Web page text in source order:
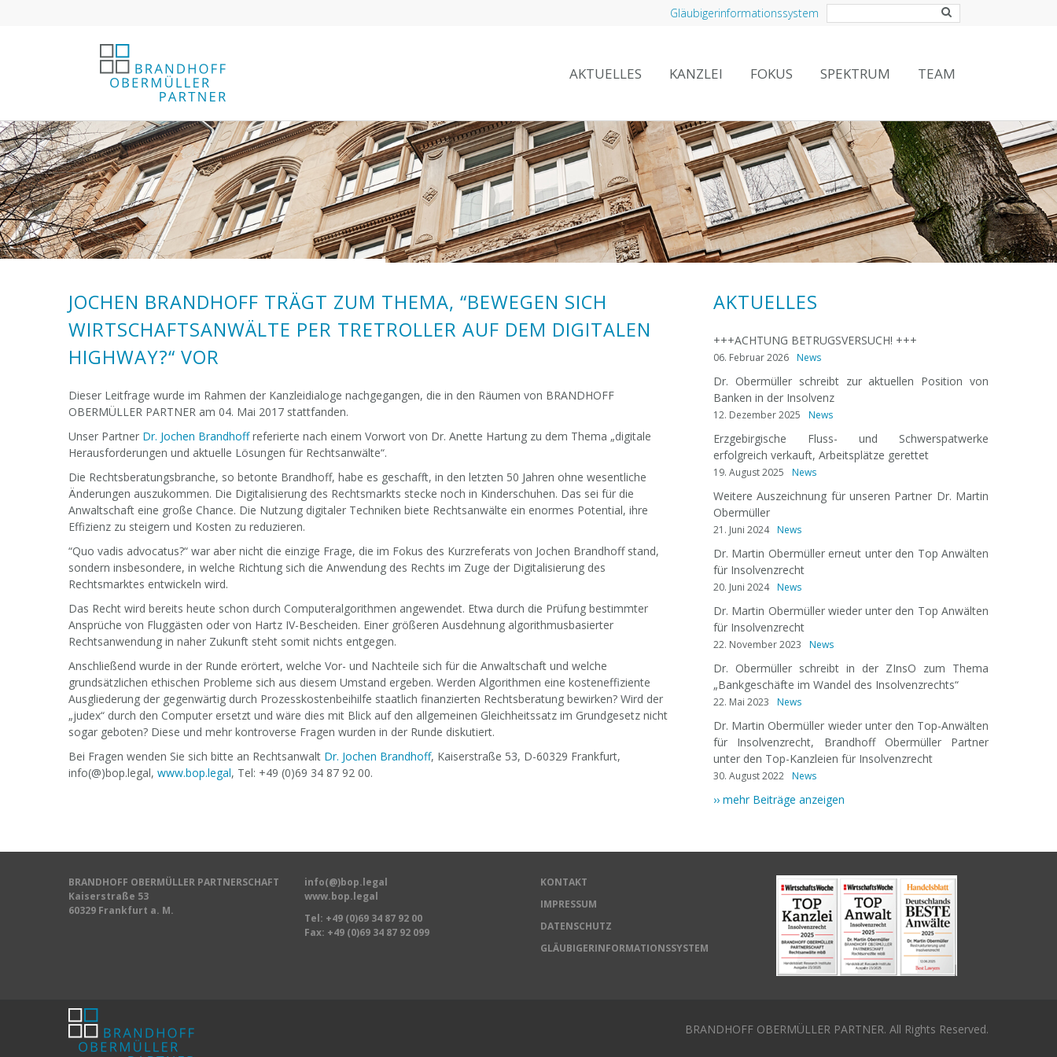
Gläubigerinformationssystem
AKTUELLES KANZLEI FOKUS SPEKTRUM TEAM
JOCHEN BRANDHOFF TRÄGT ZUM THEMA, “BEWEGEN SICH
WIRTSCHAFTSANWÄLTE PER TRETROLLER AUF DEM DIGITALEN
HIGHWAY?“ VOR
Dieser Leitfrage wurde im Rahmen der Kanzleidialoge nachgegangen, die in den Räumen von BRANDHOFF
OBERMÜLLER PARTNER am 04. Mai 2017 stattfanden.
Unser Partner Dr. Jochen Brandhoffreferierte nach einem Vorwort von Dr. Anette Hartung zu dem Thema „digitale
Herausforderungen und aktuelle Lösungen für Rechtsanwälte“.
Die Rechtsberatungsbranche, so betonte Brandhoff, habe es geschafft, in den letzten 50 Jahren ohne wesentliche
Änderungen auszukommen. Die Digitalisierung des Rechtsmarkts stecke noch in Kinderschuhen. Das sei für die
Anwaltschaft eine große Chance. Die Nutzung digitaler Techniken biete Rechtsanwälte ein enormes Potential, ihre
Effizienz zu steigern und Kosten zu reduzieren.
“Quo vadis advocatus?“ war aber nicht die einzige Frage, die im Fokus des Kurzreferats von Jochen Brandhoff stand,
sondern insbesondere, in welche Richtung sich die Anwendung des Rechts im Zuge der Digitalisierung des
Rechtsmarktes entwickeln wird.
Das Recht wird bereits heute schon durch Computeralgorithmen angewendet. Etwa durch die Prüfung bestimmter
Ansprüche von Fluggästen oder von Hartz IV-Bescheiden. Einer größeren Ausdehnung algorithmusbasierter
Rechtsanwendung in naher Zukunft steht somit nichts entgegen.
Anschließend wurde in der Runde erörtert, welche Vor- und Nachteile sich für die Anwaltschaft und welche
grundsätzlichen ethischen Probleme sich aus diesem Umstand ergeben. Werden Algorithmen eine kosteneffiziente
Ausgliederung der gegenwärtig durch Prozesskostenbeihilfe staatlich finanzierten Rechtsberatung bewirken? Wird der
„judex“ durch den Computer ersetzt und wäre dies mit Blick auf den allgemeinen Gleichheitssatz im Grundgesetz nicht
sogar geboten? Diese und mehr kontroverse Fragen wurden in der Runde diskutiert.
Bei Fragen wenden Sie sich bitte an Rechtsanwalt Dr. Jochen Brandhoff, Kaiserstraße 53, D-60329 Frankfurt,
info(@)bop.legal, www.bop.legal, Tel: +49 (0)69 34 87 92 00.
AKTUELLES
+++ACHTUNG BETRUGSVERSUCH! +++
06. Februar 2026 News
Dr. Obermüller schreibt zur aktuellen Position von
Banken in der Insolvenz
12. Dezember 2025 News
Erzgebirgische Fluss- und Schwerspatwerke
erfolgreich verkauft, Arbeitsplätze gerettet
19. August 2025 News
Weitere Auszeichnung für unseren Partner Dr. Martin
Obermüller
21. Juni 2024 News
Dr. Martin Obermüller erneut unter den Top Anwälten
für Insolvenzrecht
20. Juni 2024 News
Dr. Martin Obermüller wieder unter den Top Anwälten
für Insolvenzrecht
22. November 2023 News
Dr. Obermüller schreibt in der ZInsO zum Thema
„Bankgeschäfte im Wandel des Insolvenzrechts“
22. Mai 2023 News
Dr. Martin Obermüller wieder unter den Top-Anwälten
für Insolvenzrecht, Brandhoff Obermüller Partner
unter den Top-Kanzleien für Insolvenzrecht
30. August 2022 News
›› mehr Beiträge anzeigen
BRANDHOFF OBERMÜLLER PARTNERSCHAFT
Kaiserstraße 53
60329 Frankfurt a. M.
info(@)bop.legal
www.bop.legal
Tel: +49 (0)69 34 87 92 00
Fax: +49 (0)69 34 87 92 099
KONTAKT
IMPRESSUM
DATENSCHUTZ
GLÄUBIGERINFORMATIONSSYSTEM
BRANDHOFF OBERMÜLLER PARTNER. All Rights Reserved.